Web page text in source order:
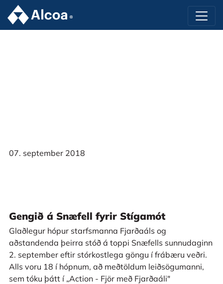
07. september 2018
Gengið á Snæfell fyrir Stígamót
Glaðlegur hópur starfsmanna Fjarðaáls og
aðstandenda þeirra stóð á toppi Snæfells sunnudaginn
2. september eftir stórkostlega göngu í frábæru veðri.
Alls voru 18 í hópnum, að meðtöldum leiðsögumanni,
sem tóku þátt í „Action - Fjör með Fjarðaáli"